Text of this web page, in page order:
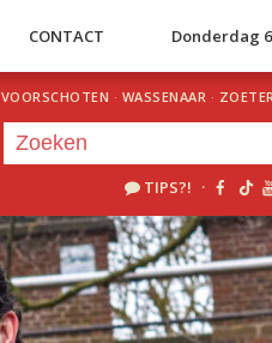
CONTACT Donderdag
VOORSCHOTEN · WASSENAAR ·
TIPS?! ·
20.00
Je luistert nu naaruur 1
«Vorig uur